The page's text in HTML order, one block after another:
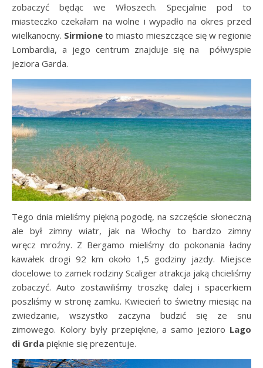
zobaczyć będąc we Włoszech. Specjalnie pod to
miasteczko czekałam na wolne i wypadło na okres przed
wielkanocny. Sirmione to miasto mieszczące się w regionie
Lombardia, a jego centrum znajduje się na półwyspie
jeziora Garda.
Tego dnia mieliśmy piękną pogodę, na szczęście słoneczną
ale był zimny wiatr, jak na Włochy to bardzo zimny
wręcz mroźny. Z Bergamo mieliśmy do pokonania ładny
kawałek drogi 92 km około 1,5 godziny jazdy. Miejsce
docelowe to zamek rodziny Scaliger atrakcja jaką chcieliśmy
zobaczyć. Auto zostawiliśmy troszkę dalej i spacerkiem
poszliśmy w stronę zamku. Kwiecień to świetny miesiąc na
zwiedzanie, wszystko zaczyna budzić się ze snu
zimowego. Kolory były przepiękne, a samo jezioro Lago
di Grda pięknie się prezentuje.